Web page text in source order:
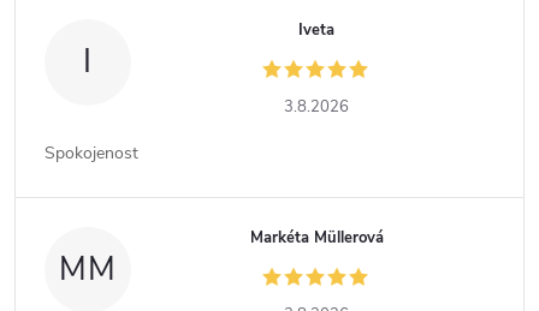
I
Iveta
3.8.2026
Spokojenost
MM
Markéta Müllerová